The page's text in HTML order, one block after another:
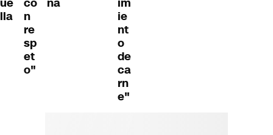
lla
n
re
sp
et
o"
ie
nt
o
de
ca
rn
e"